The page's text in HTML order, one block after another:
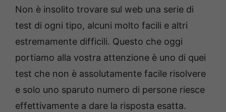
Non è insolito trovare sul web una serie di
test di ogni tipo, alcuni molto facili e altri
estremamente difficili. Questo che oggi
portiamo alla vostra attenzione è uno di quei
test che non è assolutamente facile risolvere
e solo uno sparuto numero di persone riesce
effettivamente a dare la risposta esatta.